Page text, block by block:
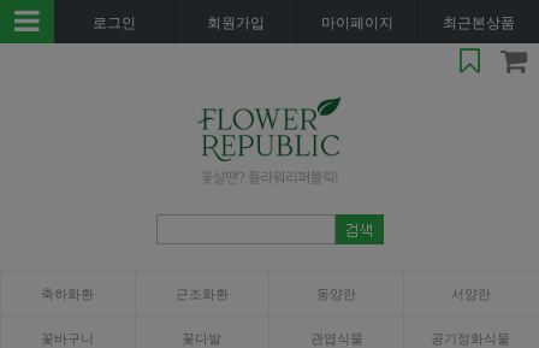
로그인 회원가입 마이페이지 최근본상품
축하화환 근조화환 동양란 서양란
꽃바구니 꽃다발 관엽식물 공기정화식물